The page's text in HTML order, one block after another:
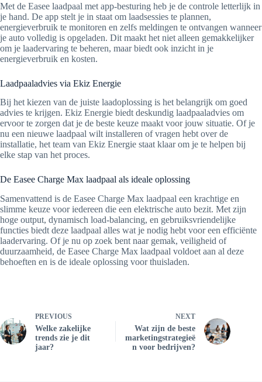
Met de Easee laadpaal met app-besturing heb je de controle letterlijk in
je hand. De app stelt je in staat om laadsessies te plannen,
energieverbruik te monitoren en zelfs meldingen te ontvangen wanneer
je auto volledig is opgeladen. Dit maakt het niet alleen gemakkelijker
om je laadervaring te beheren, maar biedt ook inzicht in je
energieverbruik en kosten.
Laadpaaladvies via Ekiz Energie
Bij het kiezen van de juiste laadoplossing is het belangrijk om goed
advies te krijgen. Ekiz Energie biedt deskundig laadpaaladvies om
ervoor te zorgen dat je de beste keuze maakt voor jouw situatie. Of je
nu een nieuwe laadpaal wilt installeren of vragen hebt over de
installatie, het team van Ekiz Energie staat klaar om je te helpen bij
elke stap van het proces.
De Easee Charge Max laadpaal als ideale oplossing
Samenvattend is de Easee Charge Max laadpaal een krachtige en
slimme keuze voor iedereen die een elektrische auto bezit. Met zijn
hoge output, dynamisch load-balancing, en gebruiksvriendelijke
functies biedt deze laadpaal alles wat je nodig hebt voor een efficiënte
laadervaring. Of je nu op zoek bent naar gemak, veiligheid of
duurzaamheid, de Easee Charge Max laadpaal voldoet aan al deze
behoeften en is de ideale oplossing voor thuisladen.
PREVIOUS
Welke zakelijke
trends zie je dit
jaar?
NEXT
Wat zijn de beste
marketingstrategieë
n voor bedrijven?